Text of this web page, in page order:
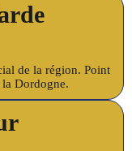
de la région. Point
la Dordogne.